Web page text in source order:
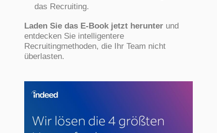
das Recruiting.
Laden Sie das E-Book jetzt herunter und
entdecken Sie intelligentere
Recruitingmethoden, die Ihr Team nicht
überlasten.